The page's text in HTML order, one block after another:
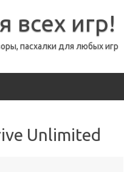
всех игр!
пасхалки для любых игр
Unlimited